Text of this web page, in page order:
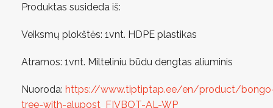
Produktas susideda iš:
Veiksmų plokštės: 1vnt. HDPE plastikas
Atramos: 1vnt. Milteliniu būdu dengtas aliuminis
Nuoroda: https://www.tiptiptap.ee/en/product/
tree-with-alupost_FIVBOT-AL-WP